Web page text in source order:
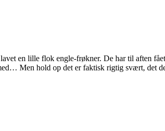
en lille flok engle-frøkner. De har til aften
Men hold op det er faktisk rigtig svært, det